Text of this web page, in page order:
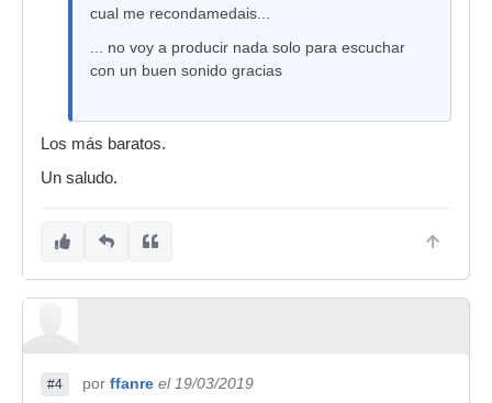
cual me recondamedais...
... no voy a producir nada solo para escuchar
con un buen sonido gracias
Los más baratos.
Un saludo.
#4 por ffanre el 19/03/2019